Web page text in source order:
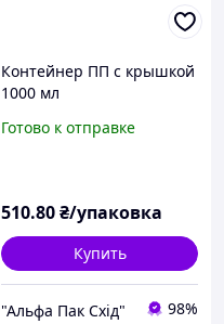
Контейнер ПП с крышкой
1000 мл
Готово к отправке
510.80₴/упаковка
Купить
"Альфа Пак Cхід" 98%